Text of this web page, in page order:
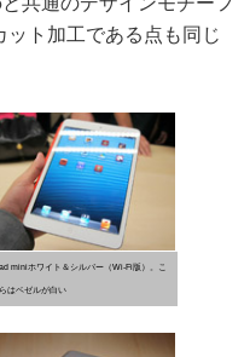
ト加工である点も同じ
miniホワイト＆シルバー（Wi-Fi版）。こ
はベゼルが白い